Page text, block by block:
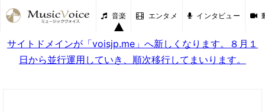
音楽 エンタメ インタビュー
サイトドメインが「voisjp.me」へ新しくなります。８月１
日から並行運用していき、順次移行してまいります。